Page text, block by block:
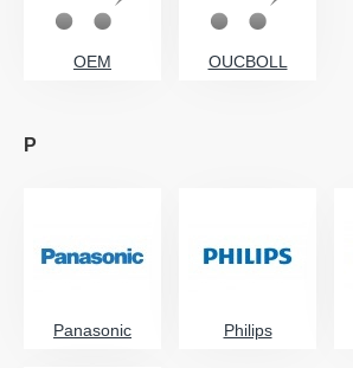
OEM OUCBOLL
P
Panasonic Philips